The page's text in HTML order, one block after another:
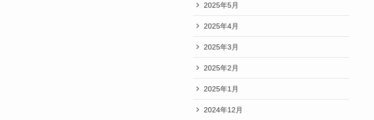
2025年5月
2025年4月
2025年3月
2025年2月
2025年1月
2024年12月